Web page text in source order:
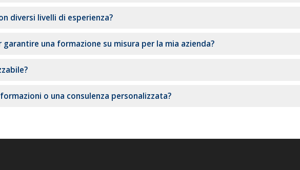
diversi livelli di esperienza?
una formazione su misura per la mia azienda?
o una consulenza personalizzata?